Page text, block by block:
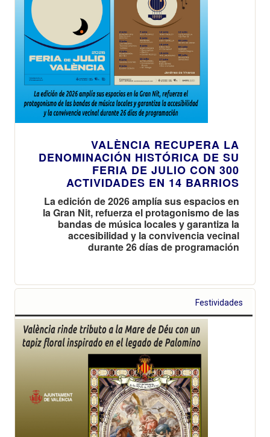
VALÈNCIA RECUPERA LA
DENOMINACIÓN HISTÓRICA DE SU
FERIA DE JULIO CON 300
ACTIVIDADES EN 14 BARRIOS
La edición de 2026 amplía sus espacios en
la Gran Nit, refuerza el protagonismo de las
bandas de música locales y garantiza la
accesibilidad y la convivencia vecinal
durante 26 días de programación
Festividades